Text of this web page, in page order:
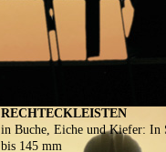
RECHTECKLEISTEN
in Buche, Eiche und Kiefer: In
bis 145 mm